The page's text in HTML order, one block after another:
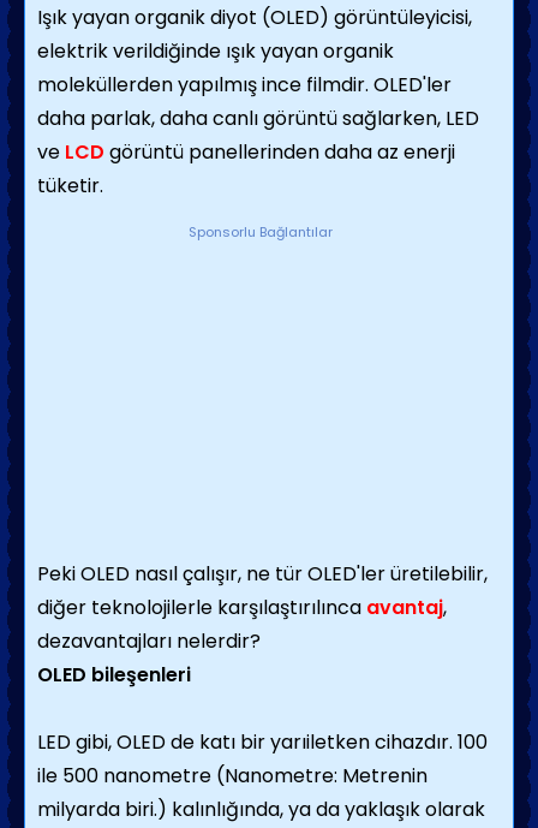
Işık yayan organik diyot (OLED) görüntüleyicisi,
elektrik verildiğinde ışık yayan organik
moleküllerden yapılmış ince filmdir. OLED'ler
daha parlak, daha canlı görüntü sağlarken, LED
ve LCD görüntü panellerinden daha az enerji
tüketir.
Sponsorlu Bağlantılar
Peki OLED nasıl çalışır, ne tür OLED'ler üretilebilir,
diğer teknolojilerle karşılaştırılınca avantaj,
dezavantajları nelerdir?
OLED bileşenleri
LED gibi, OLED de katı bir yarıiletken cihazdır. 100
ile 500 nanometre (Nanometre: Metrenin
milyarda biri.) kalınlığında, ya da yaklaşık olarak